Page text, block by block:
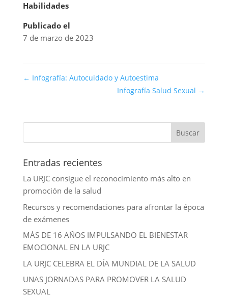
Habilidades
Publicado el
7 de marzo de 2023
← Infografía: Autocuidado y Autoestima
Infografía Salud Sexual →
Entradas recientes
La URJC consigue el reconocimiento más alto en
promoción de la salud
Recursos y recomendaciones para afrontar la época
de exámenes
MÁS DE 16 AÑOS IMPULSANDO EL BIENESTAR
EMOCIONAL EN LA URJC
LA URJC CELEBRA EL DÍA MUNDIAL DE LA SALUD
UNAS JORNADAS PARA PROMOVER LA SALUD
SEXUAL